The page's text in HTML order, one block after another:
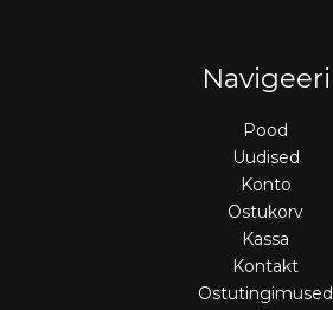
Navigeeri
Pood
Uudised
Konto
Ostukorv
Kassa
Kontakt
Ostutingimused